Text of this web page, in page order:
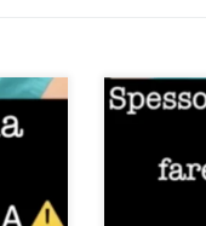
molto
Roma –